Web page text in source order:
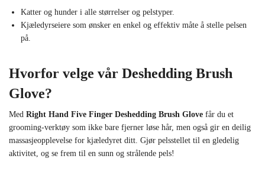
Katter og hunder i alle størrelser og pelstyper.
Kjæledyrseiere som ønsker en enkel og effektiv måte å stelle pelsen
på.
Hvorfor velge vår Deshedding Brush
Glove?
Med Right Hand Five Finger Deshedding Brush Glove får du et
grooming-verktøy som ikke bare fjerner løse hår, men også gir en deilig
massasjeopplevelse for kjæledyret ditt. Gjør pelsstellet til en gledelig
aktivitet, og se frem til en sunn og strålende pels!